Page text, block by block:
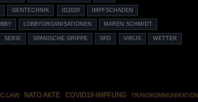
GENTECHNIK ID2020 IMPFSCHADEN
LOBBYORGANISATIONEN MAREN SCHMIDT
SERIE SPANISCHE GRIPPE SPD VIRUS WETTER
NATO AKTE COVID19-IMPFUNG TRANSKOMMUNIKATION